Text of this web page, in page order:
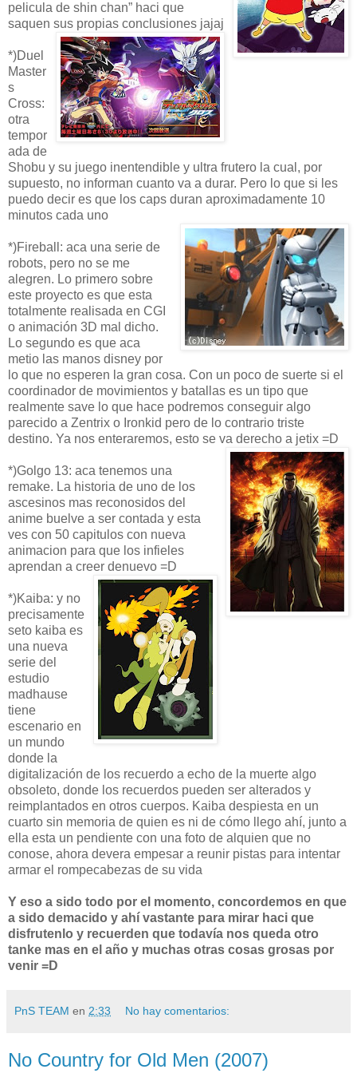
pelicula de shin chan” haci que
saquen sus propias conclusiones jajaj
*)Duel
Master
s
Cross:
otra
tempor
ada de
Shobu y su juego inentendible y ultra frutero la cual, por
supuesto, no informan cuanto va a durar. Pero lo que si les
puedo decir es que los caps duran aproximadamente 10
minutos cada uno
*)Fireball: aca una serie de
robots, pero no se me
alegren. Lo primero sobre
este proyecto es que esta
totalmente realisada en CGI
o animación 3D mal dicho.
Lo segundo es que aca
metio las manos disney por
lo que no esperen la gran cosa. Con un poco de suerte si el
coordinador de movimientos y batallas es un tipo que
realmente save lo que hace podremos conseguir algo
parecido a Zentrix o Ironkid pero de lo contrario triste
destino. Ya nos enteraremos, esto se va derecho a jetix =D
*)Golgo 13: aca tenemos una
remake. La historia de uno de los
ascesinos mas reconosidos del
anime buelve a ser contada y esta
ves con 50 capitulos con nueva
animacion para que los infieles
aprendan a creer denuevo =D
*)Kaiba: y no
precisamente
seto kaiba es
una nueva
serie del
estudio
madhause
tiene
escenario en
un mundo
donde la
digitalización de los recuerdo a echo de la muerte algo
obsoleto, donde los recuerdos pueden ser alterados y
reimplantados en otros cuerpos. Kaiba despiesta en un
cuarto sin memoria de quien es ni de cómo llego ahí, junto a
ella esta un pendiente con una foto de alquien que no
conose, ahora devera empesar a reunir pistas para intentar
armar el rompecabezas de su vida
Y eso a sido todo por el momento, concordemos en que
a sido demacido y ahí vastante para mirar haci que
disfrutenlo y recuerden que todavía nos queda otro
tanke mas en el año y muchas otras cosas grosas por
venir =D
PnS TEAM en 2:33 No hay comentarios:
No Country for Old Men (2007)